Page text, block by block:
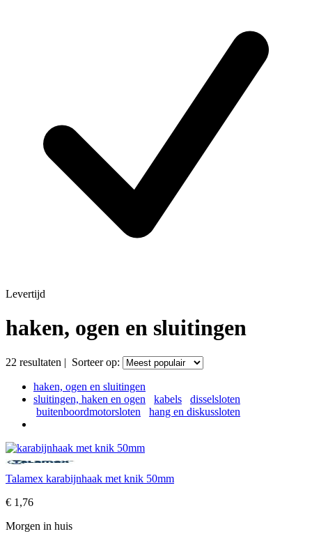
Levertijd
haken, ogen en sluitingen
22 resultaten | Sorteer op:
haken, ogen en sluitingen
sluitingen, haken en ogen
kabels
disselsloten
buitenboordmotorsloten
hang en diskussloten
Talamex karabijnhaak met knik 50mm
€ 1,76
Morgen in huis